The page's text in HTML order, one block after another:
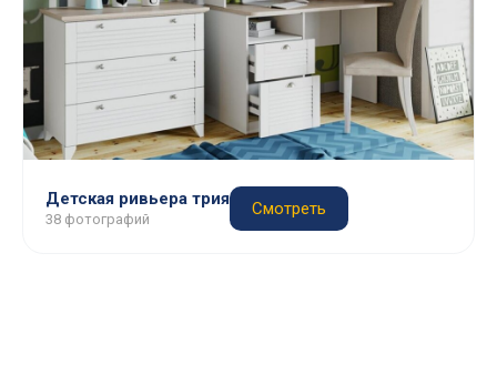
Детская ривьера трия
38 фотографий
Смотреть